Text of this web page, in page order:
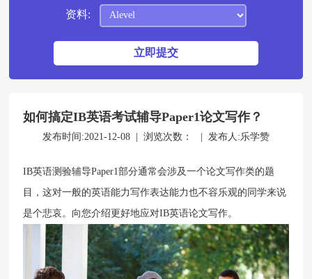
年级:
资料:
立即提交
如何搞定IB英语考试辅导Paper1论文写作？
发布时间:2021-12-08 | 浏览次数： | 发布人:乐学赞
IB英语测验辅导Paper1部分通常会涉及一个论文写作类的题
目，这对一般的英语能力写作表达能力也不容乐观的同学来说
是个悲哀。向您介绍更好地应对IB英语论文写作。